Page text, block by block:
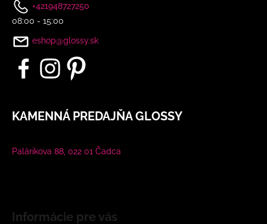
+421948727250
08:00 - 15:00
eshop@glossy.sk
KAMENNÁ PREDAJŇA GLOSSY
Palárikova 88, 022 01 Čadca
Informácie pre vás